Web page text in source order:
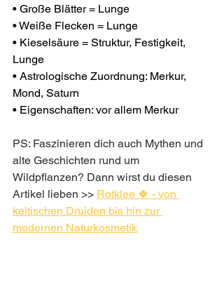
• Große Blätter = Lunge
• Weiße Flecken = Lunge
• Kieselsäure = Struktur, Festigkeit,
Lunge
• Astrologische Zuordnung: Merkur,
Mond, Saturn
• Eigenschaften: vor allem Merkur
PS: Faszinieren dich auch Mythen und
alte Geschichten rund um
Wildpflanzen? Dann wirst du diesen
Artikel lieben >> Rotklee 🍀 - von
keltischen Druiden bis hin zur
modernen Naturkosmetik